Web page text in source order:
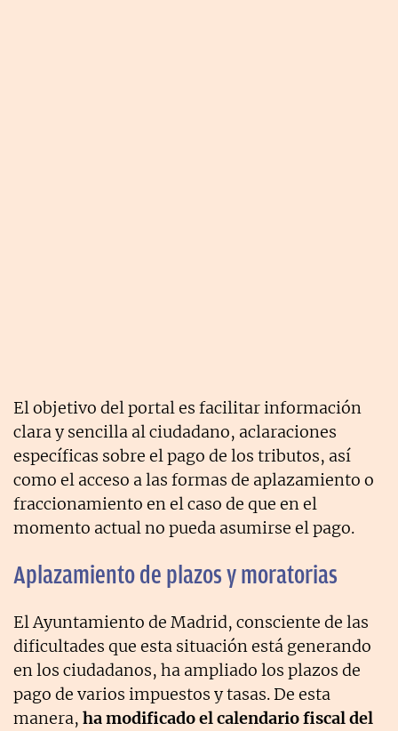
El objetivo del portal es facilitar información
clara y sencilla al ciudadano, aclaraciones
específicas sobre el pago de los tributos, así
como el acceso a las formas de aplazamiento o
fraccionamiento en el caso de que en el
momento actual no pueda asumirse el pago.
Aplazamiento de plazos y moratorias
El Ayuntamiento de Madrid, consciente de las
dificultades que esta situación está generando
en los ciudadanos, ha ampliado los plazos de
pago de varios impuestos y tasas. De esta
manera, ha modificado el calendario fiscal del